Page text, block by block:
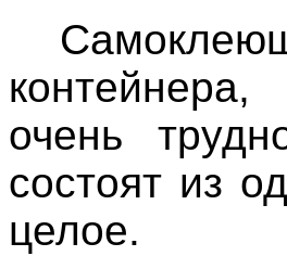
очень
состоят из
целое.